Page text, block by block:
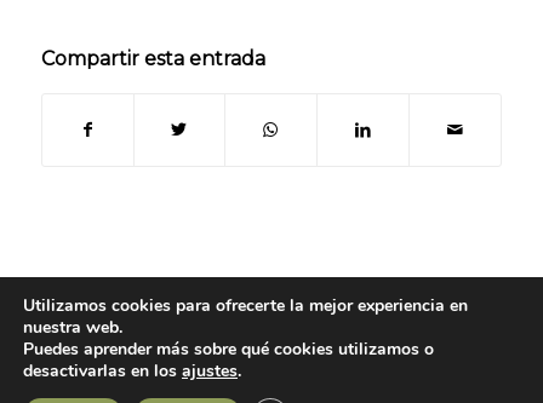
Compartir esta entrada
© Copyright 2024 - Oleoteca | Todos los derechos reservados -Aviso legal
|Política de Privacidad|Política de Cookies
Utilizamos cookies para ofrecerte la mejor experiencia en
nuestra web.
Puedes aprender más sobre qué cookies utilizamos o
desactivarlas en los ajustes.